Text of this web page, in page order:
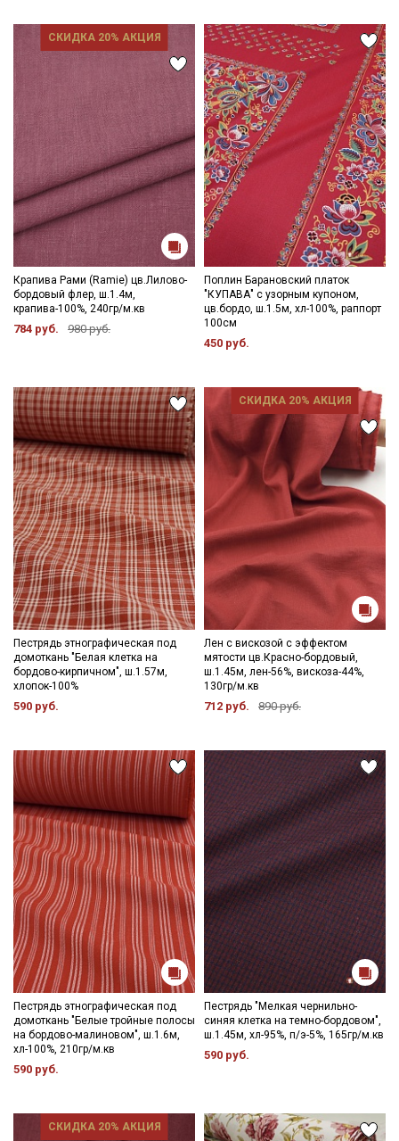
СКИДКА 20% АКЦИЯ
Крапива Рами (Ramie) цв.Лилово-
бордовый флер, ш.1.4м,
крапива-100%, 240гр/м.кв
784 руб. 980 руб.
Поплин Барановский платок
"КУПАВА" с узорным купоном,
цв.бордо, ш.1.5м, хл-100%, раппорт
100см
450 руб.
Пестрядь этнографическая под
домоткань "Белая клетка на
бордово-кирпичном", ш.1.57м,
хлопок-100%
590 руб.
СКИДКА 20% АКЦИЯ
Лен с вискозой с эффектом
мятости цв.Красно-бордовый,
ш.1.45м, лен-56%, вискоза-44%,
130гр/м.кв
712 руб. 890 руб.
Пестрядь этнографическая под
домоткань "Белые тройные полосы
на бордово-малиновом", ш.1.6м,
хл-100%, 210гр/м.кв
590 руб.
Пестрядь "Мелкая чернильно-
синяя клетка на темно-бордовом",
ш.1.45м, хл-95%, п/э-5%, 165гр/м.кв
590 руб.
СКИДКА 20% АКЦИЯ
Подписаться
Ознакомлен(а) с
Политикой обработки персональных
данных
Согласие на обработку персональных
данных
Даю Согласие на получение рекламных и
информационных рассылок